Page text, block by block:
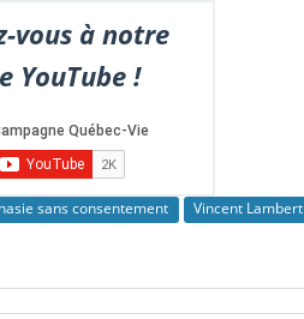
vous à notre
YouTube !
sans consentement Vincent Lambert